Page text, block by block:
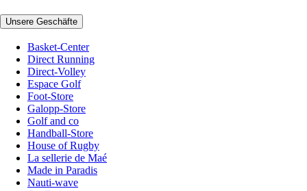
Unsere Geschäfte
Basket-Center
Direct Running
Direct-Volley
Espace Golf
Foot-Store
Galopp-Store
Golf and co
Handball-Store
House of Rugby
La sellerie de Maé
Made in Paradis
Nauti-wave